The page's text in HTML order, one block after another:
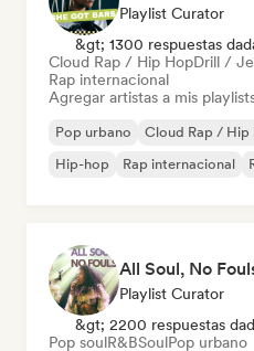
Playlist Curator
&gt; 1300 respuestas
Cloud Rap / Hip HopDrill /
Rap internacional
Agregar artistas a mis
Pop urbano Cloud Rap / Hip
Hip-hop
Rap internacional
Playlist Curator
&gt; 2200 respuestas
Pop soulR&BSoulPop urbano